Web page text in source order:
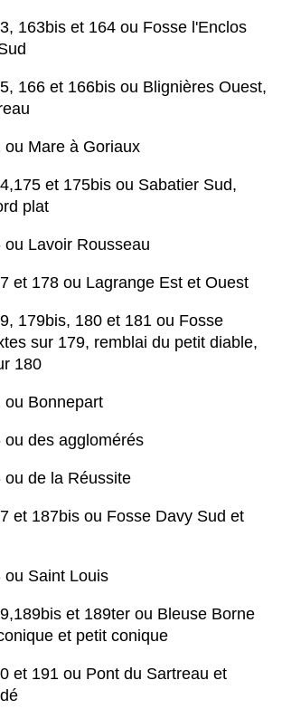
163bis et 164 ou Fosse l'Enclos
166 et 166bis ou Blignières Ouest,
ou Mare à Goriaux
et 175bis ou Sabatier Sud,
plat
ou Lavoir Rousseau
et 178 ou Lagrange Est et Ouest
179bis, 180 et 181 ou Fosse
sur 179, remblai du petit diable,
180
ou Bonnepart
ou des agglomérés
ou de la Réussite
et 187bis ou Fosse Davy Sud et
ou Saint Louis
et 189ter ou Bleuse Borne
et petit conique
et 191 ou Pont du Sartreau et